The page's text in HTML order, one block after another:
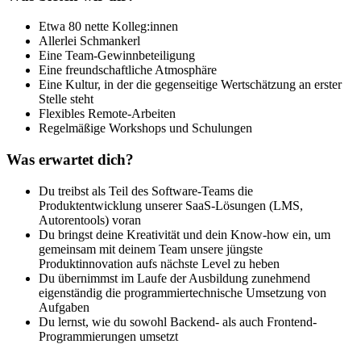
Etwa 80 nette Kolleg:innen
Allerlei Schmankerl
Eine Team-Gewinnbeteiligung
Eine freundschaftliche Atmosphäre
Eine Kultur, in der die gegenseitige Wertschätzung an erster
Stelle steht
Flexibles Remote-Arbeiten
Regelmäßige Workshops und Schulungen
Was erwartet dich?
Du treibst als Teil des Software-Teams die
Produktentwicklung unserer SaaS-Lösungen (LMS,
Autorentools) voran
Du bringst deine Kreativität und dein Know-how ein, um
gemeinsam mit deinem Team unsere jüngste
Produktinnovation aufs nächste Level zu heben
Du übernimmst im Laufe der Ausbildung zunehmend
eigenständig die programmiertechnische Umsetzung von
Aufgaben
Du lernst, wie du sowohl Backend- als auch Frontend-
Programmierungen umsetzt